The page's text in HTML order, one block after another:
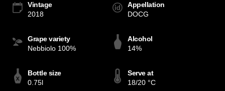
Vintage
2018
Appellation
DOCG
Grape variety
Nebbiolo 100%
Alcohol
14%
Bottle size
0.75l
Serve at
18/20 °C